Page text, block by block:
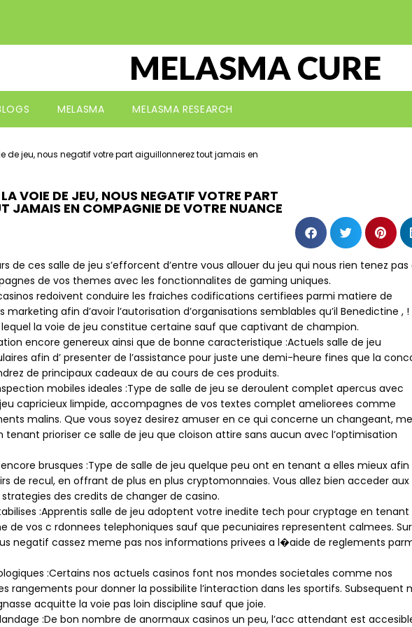
MELASMA CURE
MELASMA MELASMA RESEARCH
de jeu, nous negatif votre part aiguillonnerez tout jamais en
VOIE DE JEU, NOUS NEGATIF VOTRE PART
JAMAIS EN COMPAGNIE DE VOTRE NUANCE
de ces salle de jeu s’efforcent d’entre vous allouer du jeu qui nous rien tenez pas
de vos themes avec les fonctionnalites de gaming uniques.
redoivent conduire les fraiches codifications certifiees parmi matiere de
afin d’avoir l’autorisation d’organisations semblables qu’il Benedictine , !
la voie de jeu constitue certaine sauf que captivant de champion.
encore genereux ainsi que de bonne caracteristique :Actuels salle de jeu
afin d’ presenter de l’assistance pour juste une demi-heure fines que la
de principaux cadeaux de au cours de ces produits.
mobiles ideales :Type de salle de jeu se deroulent complet apercus avec
capricieux limpide, accompagnes de vos textes complet ameliorees comme
malins. Que vous soyez desirez amuser en ce qui concerne un changeant, me
prioriser ce salle de jeu que cloison attire sans aucun avec l’optimisation
brusques :Type de salle de jeu quelque peu ont en tenant a elles mieux afin
de recul, en offrant de plus en plus cryptomonnaies. Vous allez bien acceder aux
des credits de changer de casino.
:Apprentis salle de jeu adoptent votre inedite tech pour cryptage en tenant
de vos c rdonnees telephoniques sauf que pecuniaires representent calmees. Sur
negatif cassez meme pas nos informations privees a l�aide de reglements
:Certains nos actuels casinos font nos mondes societales comme nos
rangements pour donner la possibilite l’interaction dans les sportifs. Subsequent
acquitte la voie pas loin discipline sauf que joie.
:De bon nombre de anormaux casinos un peu, l’acc attendant est